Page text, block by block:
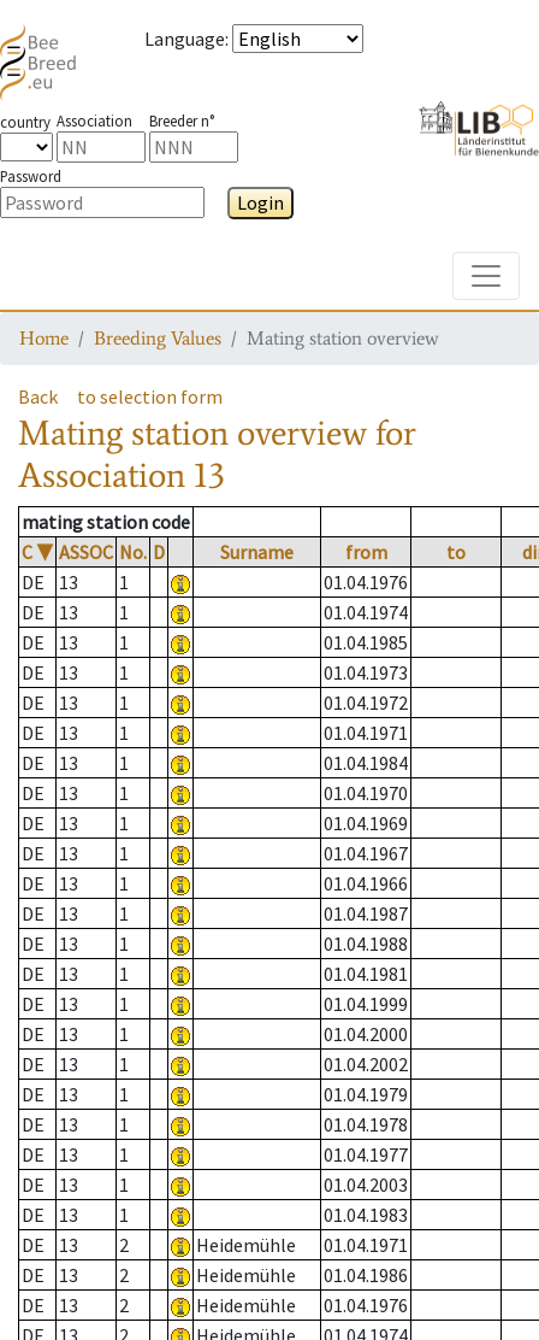
Language:
country Association Breeder n°
Password
Login
Home Breeding Values Mating station overview
Back to selection form
Mating station overviewfor
Association 13
mating station code
C ▼ ASSOC No. D Surname from to
DE
13 1
01.04.1976
DE
13 1
01.04.1974
DE
13 1
01.04.1985
DE
13 1
01.04.1973
DE
13 1
01.04.1972
DE
13 1
01.04.1971
DE
13 1
01.04.1984
DE
13 1
01.04.1970
DE
13 1
01.04.1969
DE
13 1
01.04.1967
DE
13 1
01.04.1966
DE
13 1
01.04.1987
DE
13 1
01.04.1988
DE
13 1
01.04.1981
DE
13 1
01.04.1999
DE
13 1
01.04.2000
DE
13 1
01.04.2002
DE
13 1
01.04.1979
DE
13 1
01.04.1978
DE
13 1
01.04.1977
DE
13 1
01.04.2003
DE
13 1
01.04.1983
DE
13 2 Heidemühle
01.04.1971
DE
13 2 Heidemühle
01.04.1986
DE
13 2 Heidemühle
01.04.1976